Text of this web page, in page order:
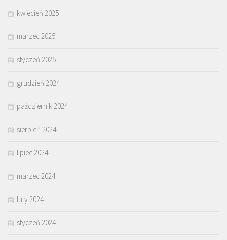
kwiecień 2025
marzec 2025
styczeń 2025
grudzień 2024
październik 2024
sierpień 2024
lipiec 2024
marzec 2024
luty 2024
styczeń 2024